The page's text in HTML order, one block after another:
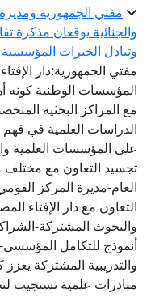
مفتي الجمهورية
والجنائية يوقعان مذكرة
وتبادل الخبرات المؤسسية
مفتي الجمهورية:دار
المؤسسات الوطنية كونه
مع المراكز البحثية
الدراسات العلمية في فهم
على المؤسسات العلمية
تجسيد التعاون مع
العام-مديرة المركز
التعاون مع دار الإفتاء
والبحوث المشتركة-
أنموذج للتكامل المؤسسي-
والتدريبية المشتركة
مبادرات علمية تستجيب